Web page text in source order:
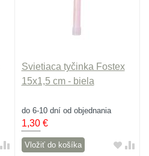
Svietiaca tyčinka Fostex
15x1,5 cm - biela
do 6-10 dní od objednania
1,30€
Vložiť do košíka